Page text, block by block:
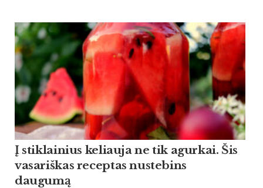
Į stiklainius keliauja ne tik agurkai. Šis
vasariškas receptas nustebins
daugumą